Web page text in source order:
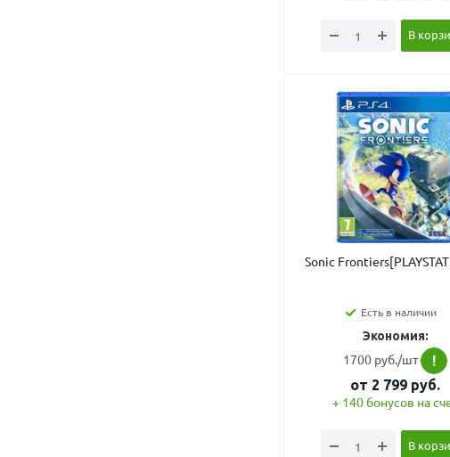
В
Sonic
Есть в наличии
Экономия:
1700 руб./шт
!
от 2 799 руб.
+ 140 бонусов на
В